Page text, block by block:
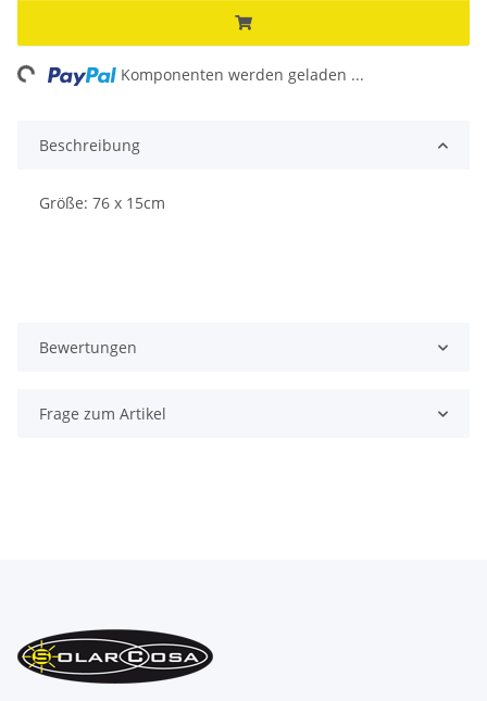
Komponenten werden geladen ...
Beschreibung
Größe: 76 x 15cm
Bewertungen
Frage zum Artikel